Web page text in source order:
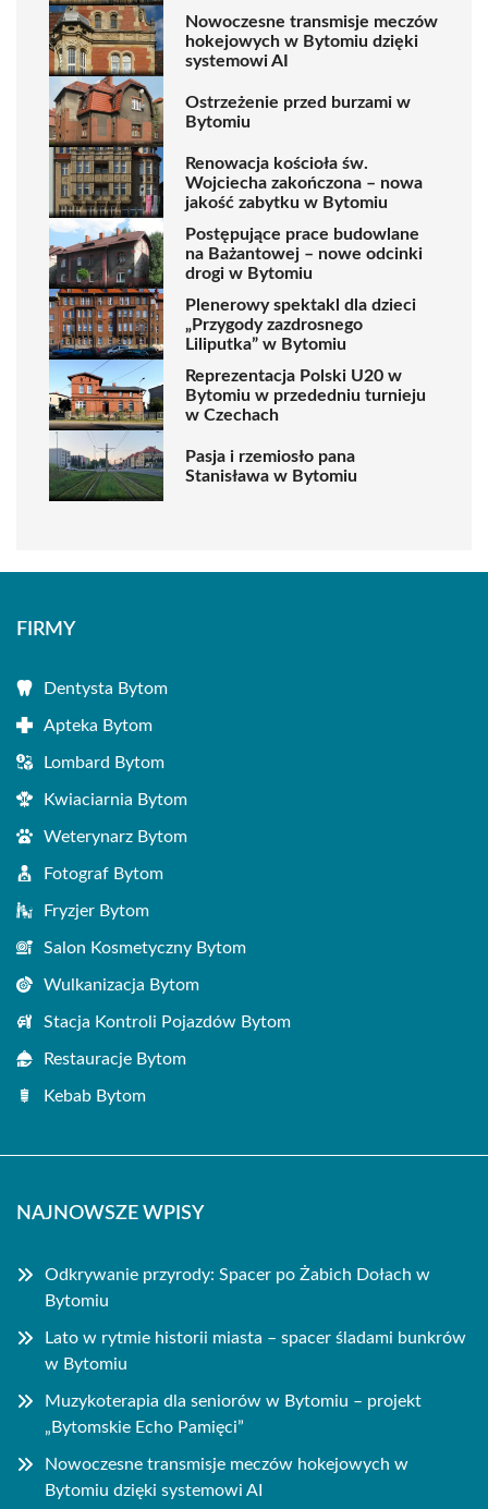
Nowoczesne transmisje meczów
hokejowych w Bytomiu dzięki
systemowi AI
Ostrzeżenie przed burzami w
Bytomiu
Renowacja kościoła św.
Wojciecha zakończona – nowa
jakość zabytku w Bytomiu
Postępujące prace budowlane
na Bażantowej – nowe odcinki
drogi w Bytomiu
Plenerowy spektakl dla dzieci
„Przygody zazdrosnego
Liliputka” w Bytomiu
Reprezentacja Polski U20 w
Bytomiu w przededniu turnieju
w Czechach
Pasja i rzemiosło pana
Stanisława w Bytomiu
FIRMY
Dentysta Bytom
Apteka Bytom
Lombard Bytom
Kwiaciarnia Bytom
Weterynarz Bytom
Fotograf Bytom
Fryzjer Bytom
Salon Kosmetyczny Bytom
Wulkanizacja Bytom
Stacja Kontroli Pojazdów Bytom
Restauracje Bytom
Kebab Bytom
NAJNOWSZE WPISY
Odkrywanie przyrody: Spacer po Żabich Dołach w
Bytomiu
Lato w rytmie historii miasta – spacer śladami bunkrów
w Bytomiu
Muzykoterapia dla seniorów w Bytomiu – projekt
„Bytomskie Echo Pamięci”
Nowoczesne transmisje meczów hokejowych w
Bytomiu dzięki systemowi AI